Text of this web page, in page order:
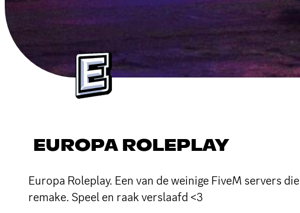
EUROPA ROLEPLAY
Europa Roleplay. Een van de weinige FiveM servers
remake. Speel en raak verslaafd <3